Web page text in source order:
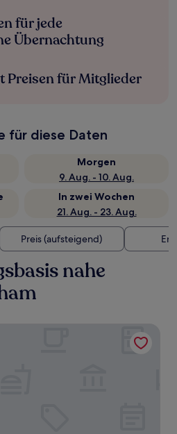
für jede
Übernachtung
Preisen für Mitglieder
für diese Daten
Morgen
9. Aug. - 10. Aug.
In zwei Wochen
21. Aug. - 23. Aug.
Preis (aufsteigend)
nahe